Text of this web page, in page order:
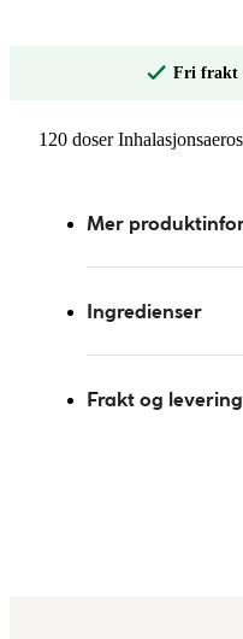
Fri frakt
120 doser
Mer
Ingredienser
Frakt og levering